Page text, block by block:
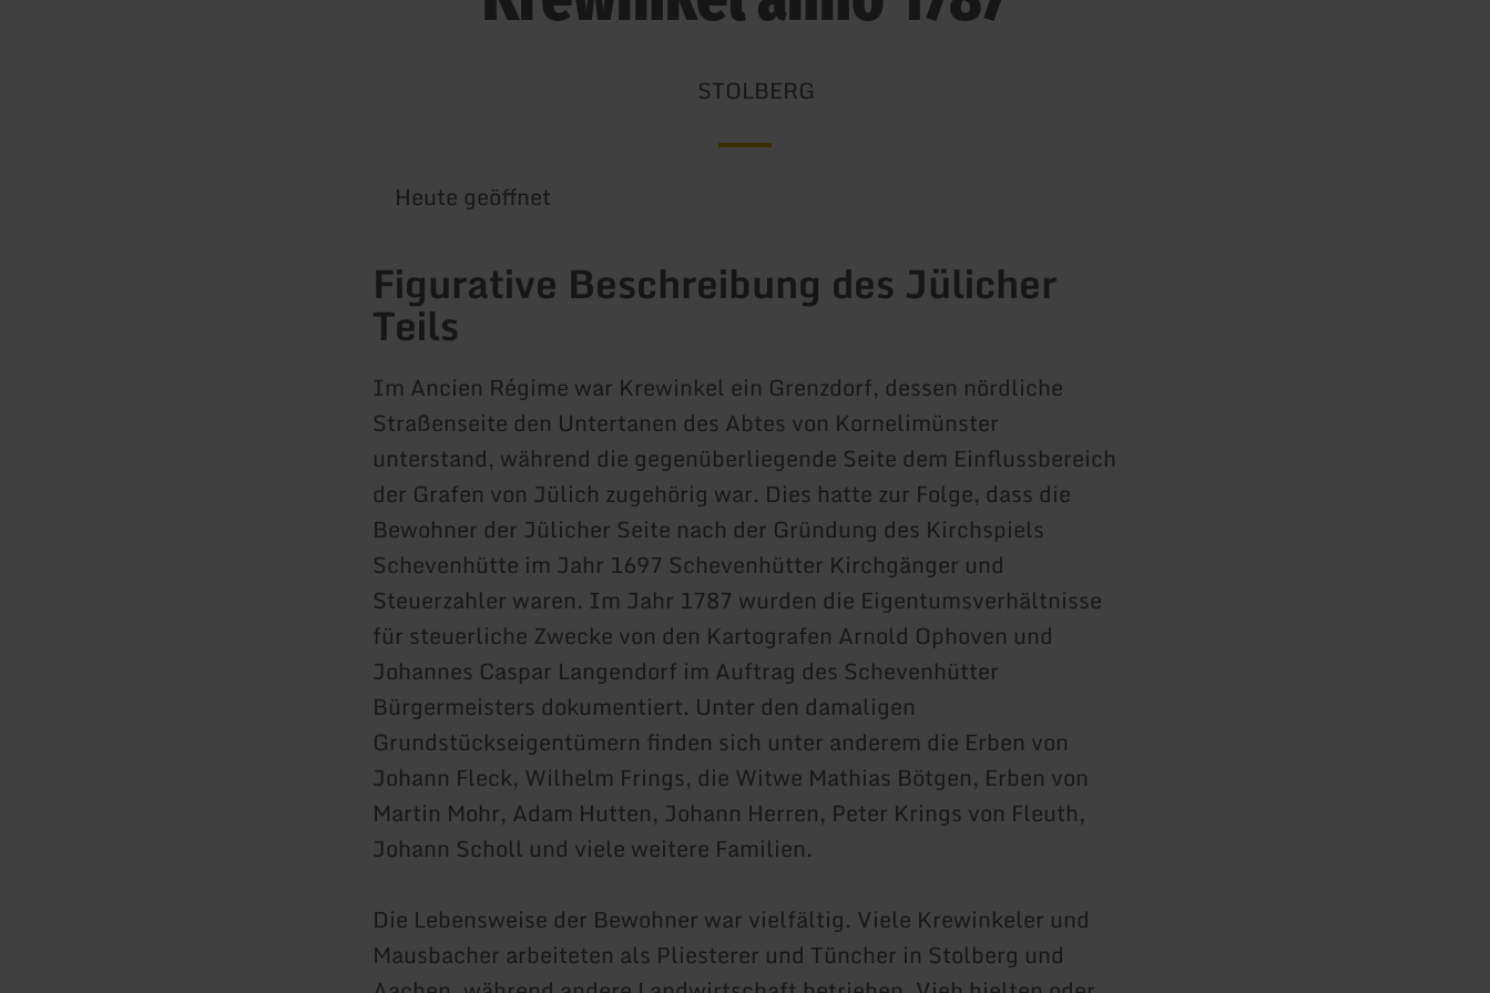
STOLBERG
Heute geöffnet
Figurative Beschreibung des Jülicher
Teils
Im Ancien Régime war Krewinkel ein Grenzdorf, dessen nördliche
Straßenseite den Untertanen des Abtes von Kornelimünster
unterstand, während die gegenüberliegende Seite dem Einflussbereich
der Grafen von Jülich zugehörig war. Dies hatte zur Folge, dass die
Bewohner der Jülicher Seite nach der Gründung des Kirchspiels
Schevenhütte im Jahr 1697 Schevenhütter Kirchgänger und
Steuerzahler waren. Im Jahr 1787 wurden die Eigentumsverhältnisse
für steuerliche Zwecke von den Kartografen Arnold Ophoven und
Johannes Caspar Langendorf im Auftrag des Schevenhütter
Bürgermeisters dokumentiert. Unter den damaligen
Grundstückseigentümern finden sich unter anderem die Erben von
Johann Fleck, Wilhelm Frings, die Witwe Mathias Bötgen, Erben von
Martin Mohr, Adam Hutten, Johann Herren, Peter Krings von Fleuth,
Johann Scholl und viele weitere Familien.
Die Lebensweise der Bewohner war vielfältig. Viele Krewinkeler und
Mausbacher arbeiteten als Pliesterer und Tüncher in Stolberg und